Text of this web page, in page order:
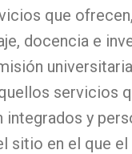
que
docencia e
servicios
integrados y
sitio en el que el